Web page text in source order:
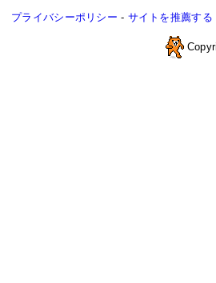
プライバシーポリシー - サイトを推薦する